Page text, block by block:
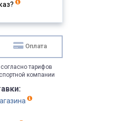
Оплата
тарифов
компании